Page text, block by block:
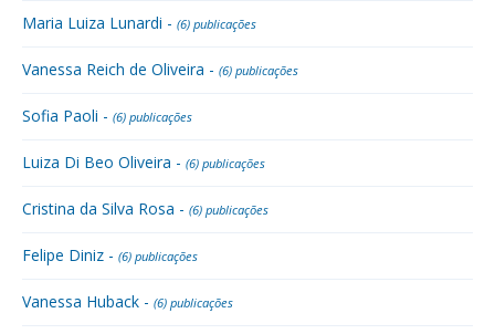
Maria Luiza Lunardi - (6) publicações
Vanessa Reich de Oliveira - (6) publicações
Sofia Paoli - (6) publicações
Luiza Di Beo Oliveira - (6) publicações
Cristina da Silva Rosa - (6) publicações
Felipe Diniz - (6) publicações
Vanessa Huback - (6) publicações